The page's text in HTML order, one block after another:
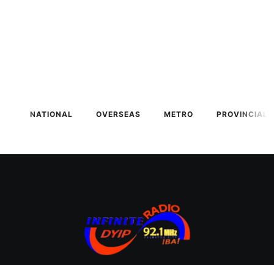
NATIONAL OVERSEAS METRO PROVINCIAL